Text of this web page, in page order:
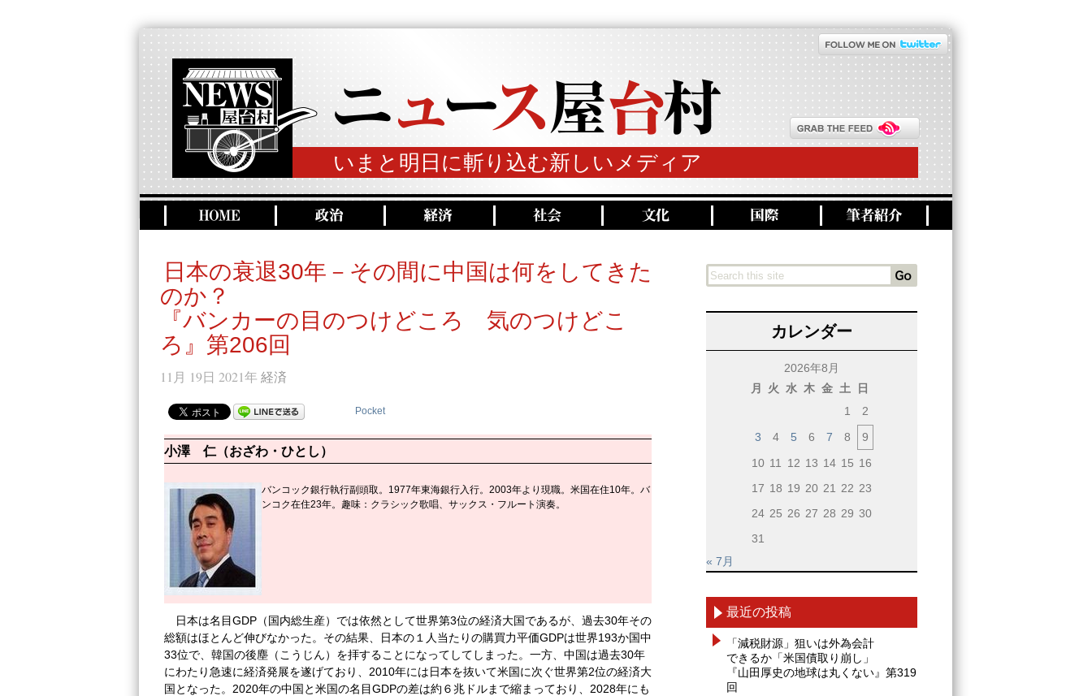
いまと明日に斬り込む新しいメディア
日本の衰退30年－その間に中国は何をしてきた
のか？
『バンカーの目のつけどころ 気のつけどこ
ろ』第206回
11月 19日 2021年 経済
Pocket
小澤 仁（おざわ・ひとし）
バンコック銀行執行副頭取。1977年東海銀行入行。2003年より現職。米国在住10年。バ
ンコク在住23年。趣味：クラシック歌唱、サックス・フルート演奏。
日本は名目GDP（国内総生産）では依然として世界第3位の経済大国であるが、過去30年その
総額はほとんど伸びなかった。その結果、日本の１人当たりの購買力平価GDPは世界193か国中
33位で、韓国の後塵（こうじん）を拝することになってしてしまった。一方、中国は過去30年
にわたり急速に経済発展を遂げており、2010年には日本を抜いて米国に次ぐ世界第2位の経済大
国となった。2020年の中国と米国の名目GDPの差は約６兆ドルまで縮まっており、2028年にも
カレンダー
2026年8月
月
火 水 木 金 土
日
1
2
3
4 5 6 7 8
9
10 11 12 13 14 15 16
17 18 19 20 21 22 23
24 25 26 27 28 29 30
31
« 7月
最近の投稿
「減税財源」狙いは外為会計
できるか「米国債取り崩し」
『山田厚史の地球は丸くない』第319
回